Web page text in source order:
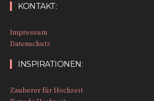
KONTAKT:
Impressum
Datenschutz
INSPIRATIONEN:
Zauberer für Hochzeit